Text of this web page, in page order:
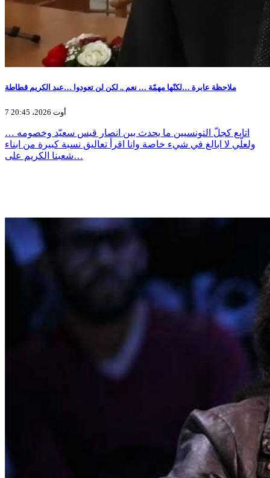
ملاحظة عابرة …لكنّها مهمّة … نعم .. لكن لن تعودوا …عبد الكريم قطاطة
7 أوت 2026، 20:45
اتابع كجلّ التونسيين ما يحدث بين انصار قيس سعيّد وخصومه …
ولعلّي لا ابالغ في شيء خاصة وانا اقرأ تعاليق نسبة كبيرة من ابناء
شعبنا الكريم على…